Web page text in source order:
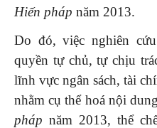
Hiến pháp năm 2013.
Do đó, việc nghiên
quyền tự chủ, tự chịu
lĩnh vực ngân sách, tài
nhằm cụ thể hoá nội
pháp năm 2013, thể